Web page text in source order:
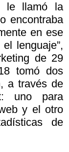
le llamó la
encontraba
en ese
lenguaje”,
de 29
tomó dos
a través de
uno para
y el otro
de